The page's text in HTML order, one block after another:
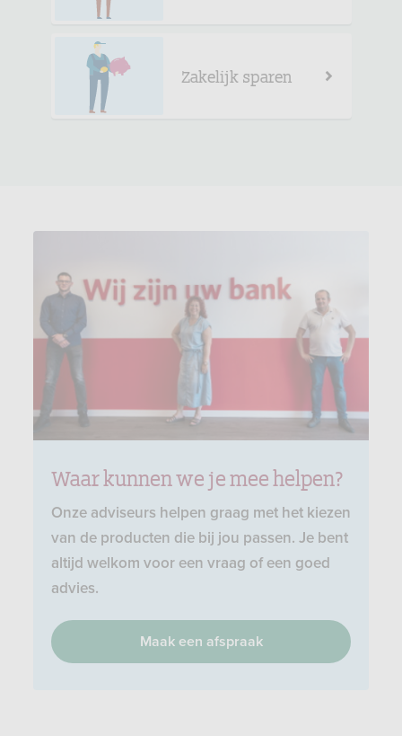
Zakelijk sparen
Waar kunnen we je mee helpen?
Onze adviseurs helpen graag met het kiezen
van de producten die bij jou passen. Je bent
altijd welkom voor een vraag of een goed
advies.
Maak een afspraak